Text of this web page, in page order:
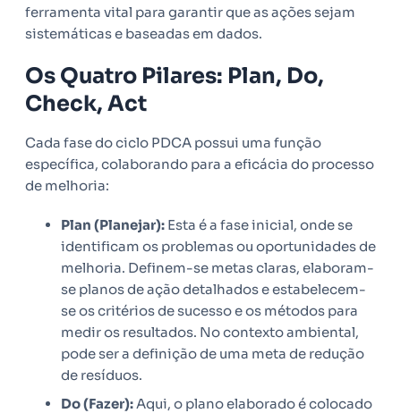
ferramenta vital para garantir que as ações sejam
sistemáticas e baseadas em dados.
Os Quatro Pilares: Plan, Do,
Check, Act
Cada fase do ciclo PDCA possui uma função
específica, colaborando para a eficácia do processo
de melhoria:
Plan (Planejar): Esta é a fase inicial, onde se
identificam os problemas ou oportunidades de
melhoria. Definem-se metas claras, elaboram-
se planos de ação detalhados e estabelecem-
se os critérios de sucesso e os métodos para
medir os resultados. No contexto ambiental,
pode ser a definição de uma meta de redução
de resíduos.
Do (Fazer):Aqui, o plano elaborado é colocado